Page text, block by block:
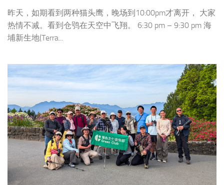
昨天，如期看到两种猫头鹰，晚场到10:00pm才离开， 大家
热情不减。看到仓鸮在天空中飞翔。 6:30 pm – 9:30 pm 海
埔新生地(Terra...